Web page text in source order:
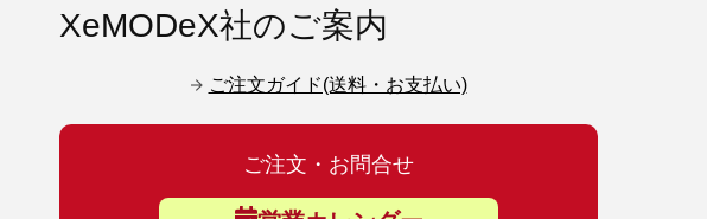
XeMODeX社のご案内
ご注文ガイド(送料・お支払い)
ご注文・お問合せ